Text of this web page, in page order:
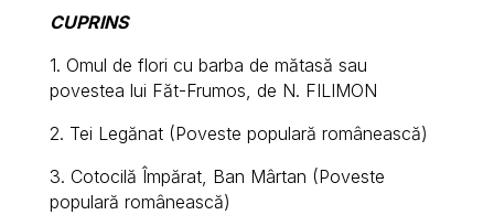
CUPRINS
1. Omul de flori cu barba de mătasă sau
povestea lui Făt-Frumos, de N. FILIMON
2. Tei Legănat (Poveste populară românească)
3. Cotocilă Împărat, Ban Mârtan (Poveste
populară românească)